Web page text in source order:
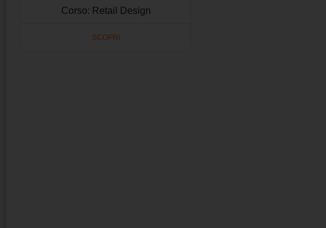
Corso: Retail Design
SCOPRI